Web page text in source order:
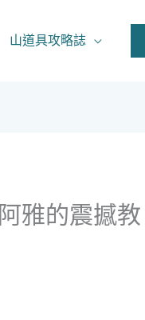
山道具攻略誌
雅的震撼教